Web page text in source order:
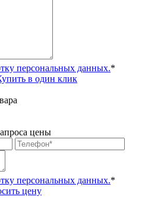
персональных данных.*
в один клик
цены
персональных данных.*
цену